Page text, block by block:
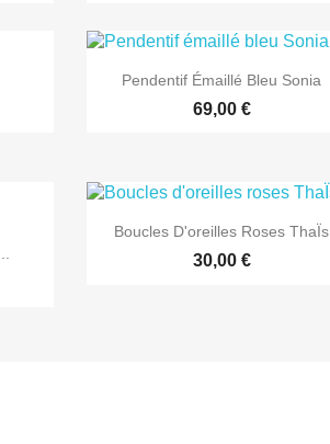
 Aperçu rapide
Pendentif Émaillé Bleu Sonia
69,00 €
 Aperçu rapide
Boucles D'oreilles Roses ThaÏs
30,00 €